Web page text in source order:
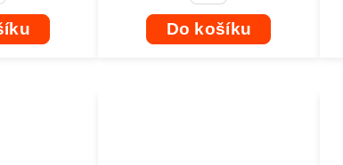
Do košíku